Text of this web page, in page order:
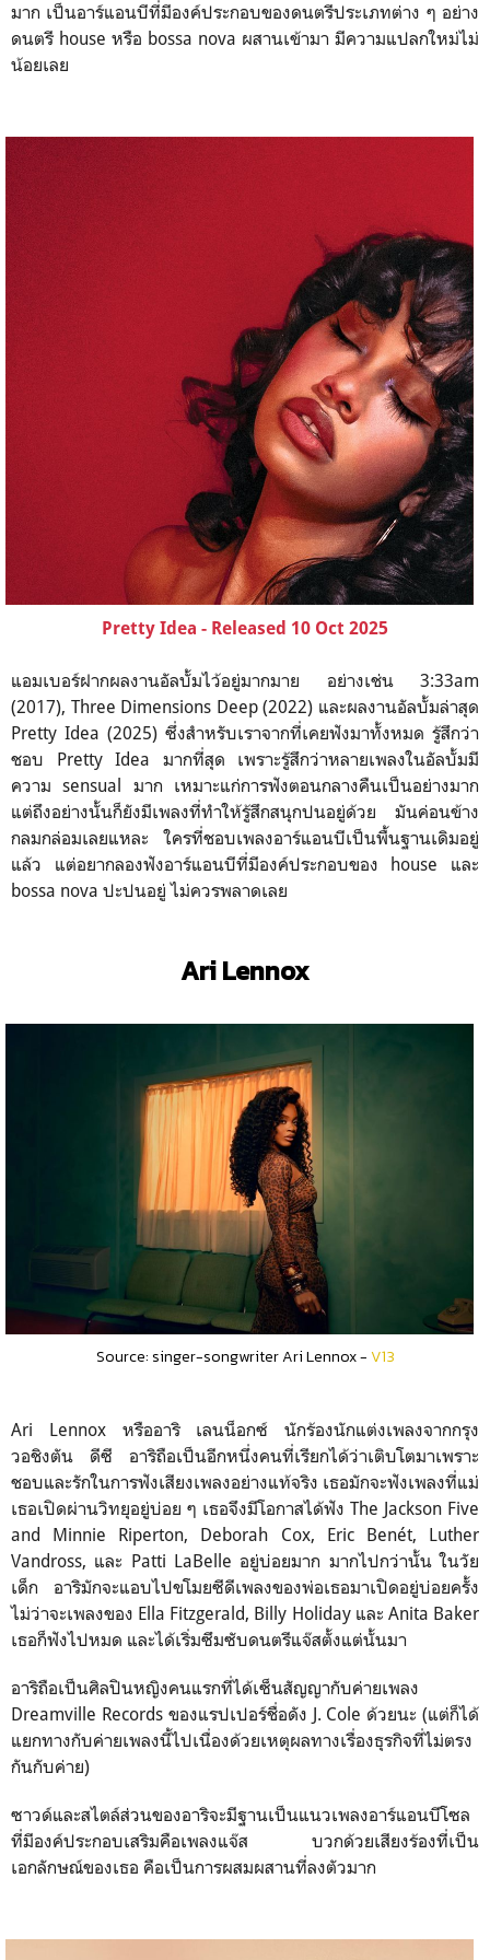
มาก เป็นอาร์แอนบีที่มีองค์ประกอบของดนตรีประเภทต่าง ๆ อย่าง
ดนตรี house หรือ bossa nova ผสานเข้ามา มีความแปลกใหม่ไม่
น้อยเลย
Pretty Idea - Released 10 Oct 2025
แอมเบอร์ฝากผลงานอัลบั้มไว้อยู่มากมาย อย่างเช่น 3:33am
(2017), Three Dimensions Deep (2022) และผลงานอัลบั้มล่าสุด
Pretty Idea (2025) ซึ่งสำหรับเราจากที่เคยฟังมาทั้งหมด รู้สึกว่า
ชอบ Pretty Idea มากที่สุด เพราะรู้สึกว่าหลายเพลงในอัลบั้มมี
ความ sensual มาก เหมาะแก่การฟังตอนกลางคืนเป็นอย่างมาก
แต่ถึงอย่างนั้นก็ยังมีเพลงที่ทำให้รู้สึกสนุกปนอยู่ด้วย มันค่อนข้าง
กลมกล่อมเลยแหละ ใครที่ชอบเพลงอาร์แอนบีเป็นพื้นฐานเดิมอยู่
แล้ว แต่อยากลองฟังอาร์แอนบีที่มีองค์ประกอบของ house และ
bossa nova ปะปนอยู่ ไม่ควรพลาดเลย
Ari Lennox
Source: singer-songwriter Ari Lennox -V13
Ari Lennox หรืออาริ เลนน็อกซ์ นักร้องนักแต่งเพลงจากกรุง
วอชิงตัน ดีซี อาริถือเป็นอีกหนึ่งคนที่เรียกได้ว่าเติบโตมาเพราะ
ชอบและรักในการฟังเสียงเพลงอย่างแท้จริง เธอมักจะฟังเพลงที่แม่
เธอเปิดผ่านวิทยุอยู่บ่อย ๆ เธอจึงมีโอกาสได้ฟัง The Jackson Five
and Minnie Riperton, Deborah Cox, Eric Benét, Luther
Vandross, และ Patti LaBelle อยู่บ่อยมาก มากไปกว่านั้น ในวัย
เด็ก อาริมักจะแอบไปขโมยซีดีเพลงของพ่อเธอมาเปิดอยู่บ่อยครั้ง
ไม่ว่าจะเพลงของ Ella Fitzgerald, Billy Holiday และ Anita Baker
เธอก็ฟังไปหมด และได้เริ่มซึมซับดนตรีแจ๊สตั้งแต่นั้นมา
อาริถือเป็นศิลปินหญิงคนแรกที่ได้เซ็นสัญญากับค่ายเพลง
Dreamville Records ของแรปเปอร์ชื่อดัง J. Cole ด้วยนะ (แต่ก็ได้
แยกทางกับค่ายเพลงนี้ไปเนื่องด้วยเหตุผลทางเรื่องธุรกิจที่ไม่ตรง
กันกับค่าย)
ซาวด์และสไตล์ส่วนของอาริจะมีฐานเป็นแนวเพลงอาร์แอนบีโซล
ที่มีองค์ประกอบเสริมคือเพลงแจ๊ส บวกด้วยเสียงร้องที่เป็น
เอกลักษณ์ของเธอ คือเป็นการผสมผสานที่ลงตัวมาก